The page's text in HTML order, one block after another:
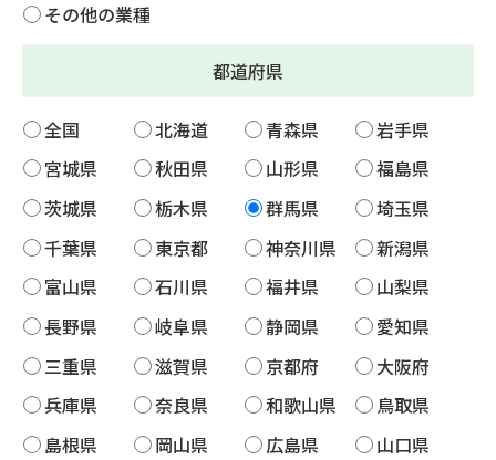
その他の業種
都道府県
全国 北海道 青森県
岩手県
宮城県
秋田県 山形県
福島県
茨城県
栃木県 群馬県
埼玉県
千葉県
東京都 神奈川県
新潟県
富山県
石川県 福井県
山梨県
長野県
岐阜県 静岡県
愛知県
三重県
滋賀県 京都府
大阪府
兵庫県
奈良県 和歌山県
鳥取県
島根県
岡山県 広島県
山口県